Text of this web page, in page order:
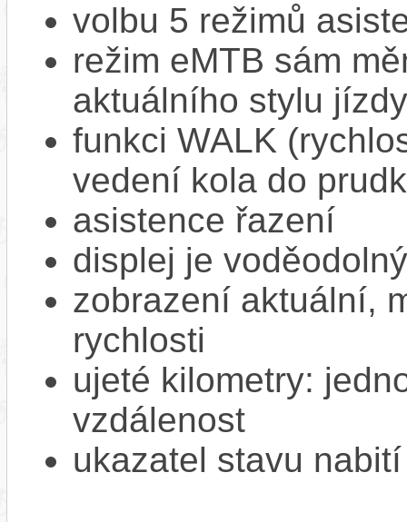
volbu 5 režimů
režim eMTB sám
aktuálního stylu jízdy
funkci WALK
vedení kola do
asistence řazení
displej je voděodolný
zobrazení aktuální,
rychlosti
ujeté kilometry:
vzdálenost
ukazatel stavu